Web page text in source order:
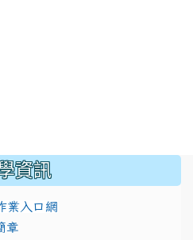
資訊
業入口網
modules/
章